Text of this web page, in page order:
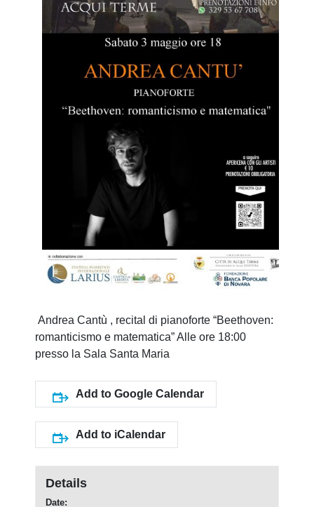
Andrea Cantù , recital di pianoforte “Beethoven:
romanticismo e matematica”Alle ore 18:00
presso la Sala Santa Maria
Add to Google Calendar
Add to iCalendar
Details
Date: